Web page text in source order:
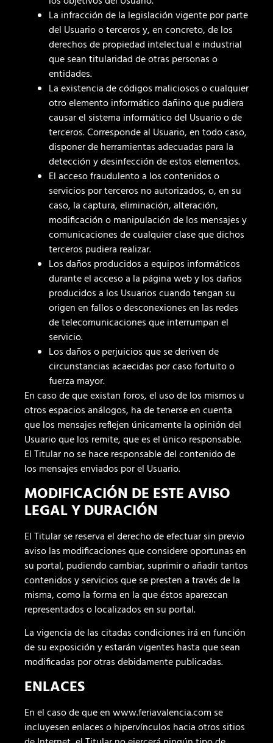
La infracción de la legislación vigente por parte
del Usuario o terceros y, en concreto, de los
derechos de propiedad intelectual e industrial
que sean titularidad de otras personas o
entidades.
La existencia de códigos maliciosos o cualquier
otro elemento informático dañino que pudiera
causar el sistema informático del Usuario o de
terceros. Corresponde al Usuario, en todo caso,
disponer de herramientas adecuadas para la
detección y desinfección de estos elementos.
El acceso fraudulento a los contenidos o
servicios por terceros no autorizados, o, en su
caso, la captura, eliminación, alteración,
modificación o manipulación de los mensajes y
comunicaciones de cualquier clase que dichos
terceros pudiera realizar.
Los daños producidos a equipos informáticos
durante el acceso a la página web y los daños
producidos a los Usuarios cuando tengan su
origen en fallos o desconexiones en las redes
de telecomunicaciones que interrumpan el
servicio.
Los daños o perjuicios que se deriven de
circunstancias acaecidas por caso fortuito o
fuerza mayor.
En caso de que existan foros, el uso de los mismos u
otros espacios análogos, ha de tenerse en cuenta
que los mensajes reflejen únicamente la opinión del
Usuario que los remite, que es el único responsable.
El Titular no se hace responsable del contenido de
los mensajes enviados por el Usuario.
MODIFICACIÓN DE ESTE AVISO
LEGAL Y DURACIÓN
El Titular se reserva el derecho de efectuar sin previo
aviso las modificaciones que considere oportunas en
su portal, pudiendo cambiar, suprimir o añadir tantos
contenidos y servicios que se presten a través de la
misma, como la forma en la que éstos aparezcan
representados o localizados en su portal.
La vigencia de las citadas condiciones irá en función
de su exposición y estarán vigentes hasta que sean
modificadas por otras debidamente publicadas.
ENLACES
En el caso de que en www.feriavalencia.com se
incluyesen enlaces o hipervínculos hacia otros sitios